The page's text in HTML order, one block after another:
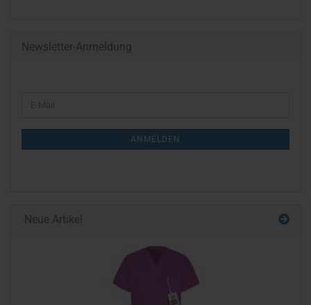
Newsletter-Anmeldung
NEWSLETTER-
ANMELDEN
Neue Artikel